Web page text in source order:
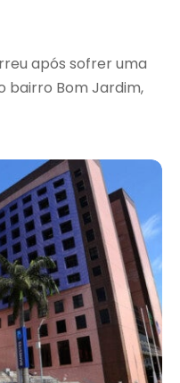
após sofrer uma
bairro Bom Jardim,